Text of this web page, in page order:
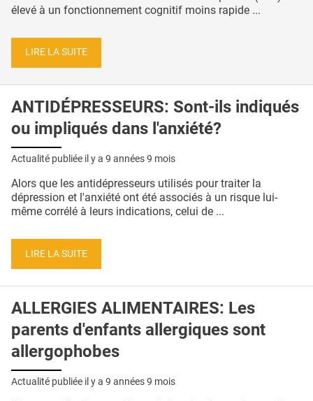
élevé à un fonctionnement cognitif moins rapide ...
LIRE LA SUITE
ANTIDÉPRESSEURS: Sont-ils indiqués
ou impliqués dans l'anxiété?
Actualité publiée il y a 9 années 9 mois
Alors que les antidépresseurs utilisés pour traiter la
dépression et l'anxiété ont été associés à un risque lui-
même corrélé à leurs indications, celui de ...
LIRE LA SUITE
ALLERGIES ALIMENTAIRES: Les
parents d'enfants allergiques sont
allergophobes
Actualité publiée il y a 9 années 9 mois